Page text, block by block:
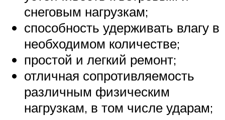
снеговым нагрузкам;
способность удерживать влагу в
необходимом количестве;
простой и легкий ремонт;
отличная сопротивляемость
различным физическим
нагрузкам, в том числе ударам;